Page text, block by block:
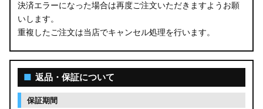
決済エラーになった場合は再度ご注文いただきますようお願
いします。
重複したご注文は当店でキャンセル処理を行います。
■ 返品・保証について
保証期間